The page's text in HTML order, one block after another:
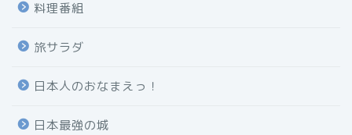
料理番組
旅サラダ
日本人のおなまえっ！
日本最強の城